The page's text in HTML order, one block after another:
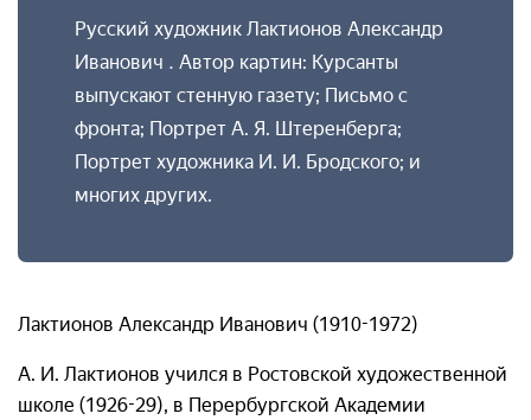
Русский художник Лактионов Александр
Иванович . Автор картин: Курсанты
выпускают стенную газету; Письмо с
фронта; Портрет А. Я. Штеренберга;
Портрет художника И. И. Бродского; и
многих других.
Лактионов Александр Иванович (1910-1972)
А. И. Лактионов учился в Ростовской художественной
школе (1926-29), в Перербургской Академии